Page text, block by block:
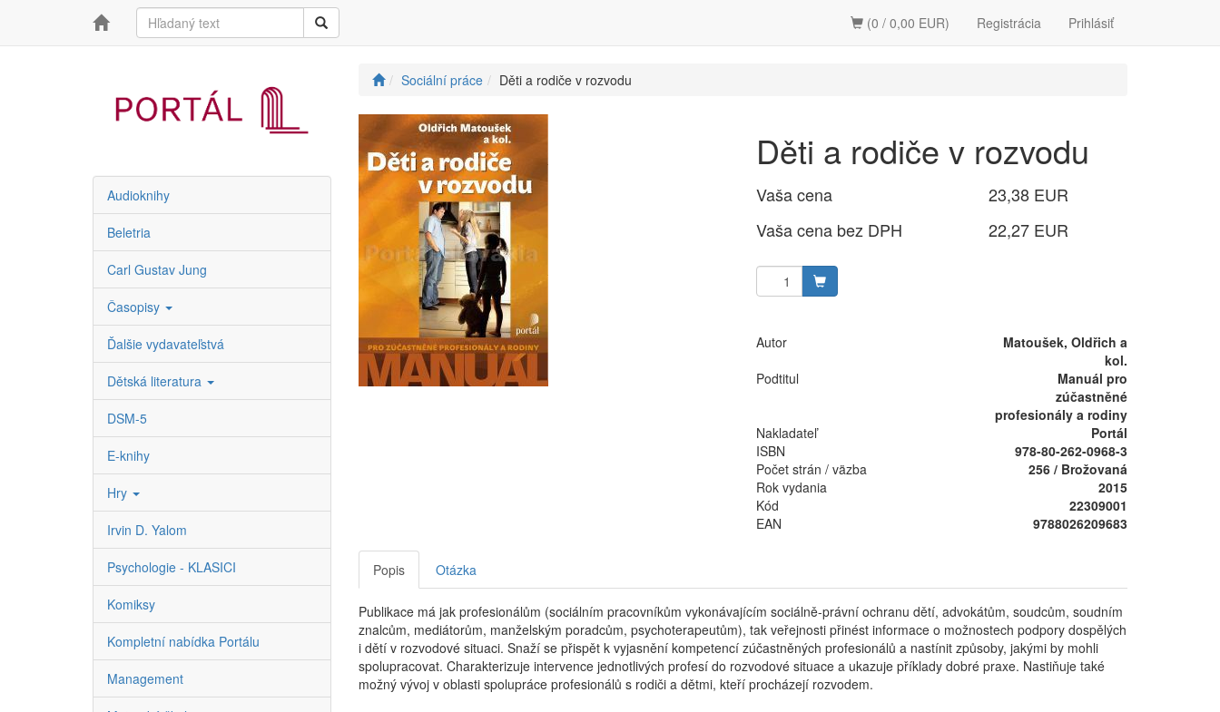
Registrácia Prihlásiť
(0 / 0,00 EUR)
Audioknihy
Beletria
Carl Gustav Jung
Časopisy
Ďalšie vydavateľstvá
Dětská literatura
DSM-5
E-knihy
Hry
Irvin D. Yalom
Psychologie - KLASICI
Komiksy
Kompletní nabídka Portálu
Management
Sociální práce Děti a rodiče v rozvodu
Děti a rodiče v rozvodu
Vaša cena
23,38 EUR
Vaša cena bez DPH
22,27 EUR
Autor
Matoušek, Oldřich a
kol.
Podtitul
Manuál pro
zúčastněné
profesionály a rodiny
Nakladateľ
Portál
ISBN
978-80-262-0968-3
Počet strán / väzba
256 / Brožovaná
Rok vydania
2015
Kód
22309001
EAN
9788026209683
Popis Otázka
Publikace má jak profesionálům (sociálním pracovníkům vykonávajícím sociálně-právní ochranu dětí, advokátům, soudcům, soudním
znalcům, mediátorům, manželským poradcům, psychoterapeutům), tak veřejnosti přinést informace o možnostech podpory dospělých
i dětí v rozvodové situaci. Snaží se přispět k vyjasnění kompetencí zúčastněných profesionálů a nastínit způsoby, jakými by mohli
spolupracovat. Charakterizuje intervence jednotlivých profesí do rozvodové situace a ukazuje příklady dobré praxe. Nastiňuje také
možný vývoj v oblasti spolupráce profesionálů s rodiči a dětmi, kteří procházejí rozvodem.